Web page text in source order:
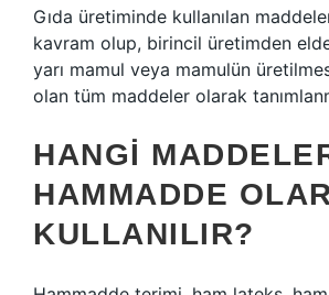
Gıda üretiminde kullanılan
kavram olup, birincil üretimden
yarı mamul veya mamulün
olan tüm maddeler olarak
HANGI
HAMMADDE
KULLANILIR?